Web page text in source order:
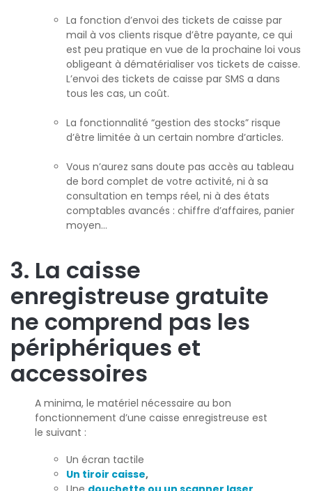
La fonction d’envoi des tickets de caisse par
mail à vos clients risque d’être payante, ce qui
est peu pratique en vue de la prochaine loi vous
obligeant à dématérialiser vos tickets de caisse.
L’envoi des tickets de caisse par SMS a dans
tous les cas, un coût.
La fonctionnalité “gestion des stocks” risque
d’être limitée à un certain nombre d’articles.
Vous n’aurez sans doute pas accès au tableau
de bord complet de votre activité, ni à sa
consultation en temps réel, ni à des états
comptables avancés : chiffre d’affaires, panier
moyen…
3. La caisse
enregistreuse gratuite
ne comprend pas les
périphériques et
accessoires
A minima, le matériel nécessaire au bon
fonctionnement d’une caisse enregistreuse est
le suivant :
Un écran tactile
Un tiroir caisse,